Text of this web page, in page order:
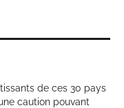
de ces 30 pays
caution pouvant